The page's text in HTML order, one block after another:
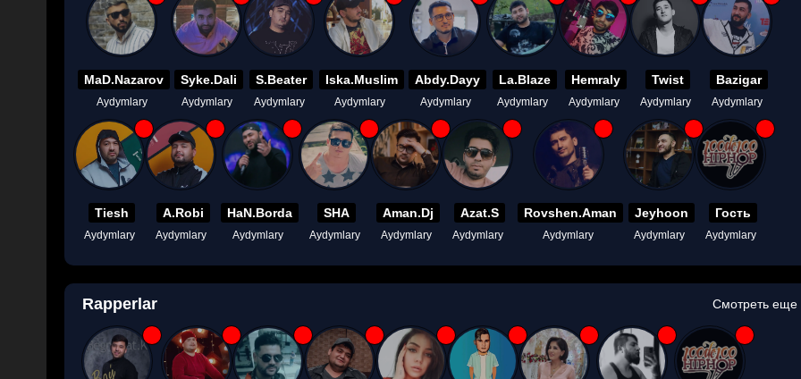
MaD.Nazarov
Aydymlary
Syke.Dali
Aydymlary
S.Beater
Aydymlary
Iska.Muslim
Aydymlary
Abdy.Dayy
Aydymlary
La.Blaze
Aydymlary
Hemraly
Aydymlary
Twist
Aydymlary
Bazigar
Aydymlary
Tiesh
Aydymlary
A.Robi
Aydymlary
HaN.Borda
Aydymlary
SHA
Aydymlary
Aman.Dj
Aydymlary
Azat.S
Aydymlary
Rovshen.Aman
Aydymlary
Jeyhoon
Aydymlary
Гость
Aydymlary
Rapperlar Смотреть еще